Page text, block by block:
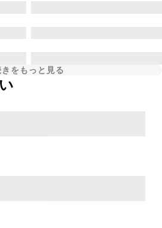
きをもっと見る